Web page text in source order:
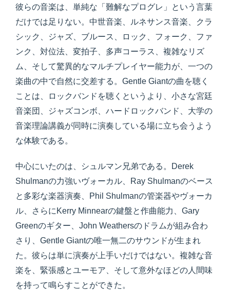
彼らの音楽は、単純な「難解なプログレ」という言葉
だけでは足りない。中世音楽、ルネサンス音楽、クラ
シック、ジャズ、ブルース、ロック、フォーク、ファ
ンク、対位法、変拍子、多声コーラス、複雑なリズ
ム、そして驚異的なマルチプレイヤー能力が、一つの
楽曲の中で自然に交差する。Gentle Giantの曲を聴く
ことは、ロックバンドを聴くというより、小さな宮廷
音楽団、ジャズコンボ、ハードロックバンド、大学の
音楽理論講義が同時に演奏している場に立ち会うよう
な体験である。
中心にいたのは、シュルマン兄弟である。Derek
Shulmanの力強いヴォーカル、Ray Shulmanのベース
と多彩な楽器演奏、Phil Shulmanの管楽器やヴォーカ
ル、さらにKerry Minnearの鍵盤と作曲能力、Gary
Greenのギター、John Weathersのドラムが組み合わ
さり、Gentle Giantの唯一無二のサウンドが生まれ
た。彼らは単に演奏が上手いだけではない。複雑な音
楽を、緊張感とユーモア、そして意外なほどの人間味
を持って鳴らすことができた。